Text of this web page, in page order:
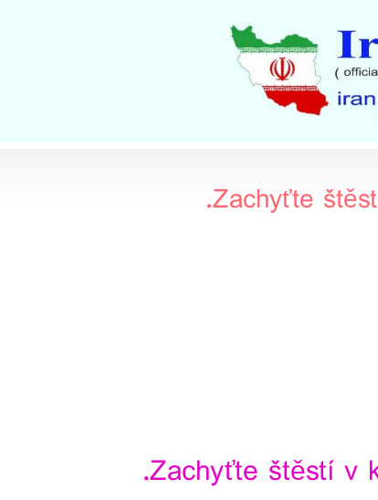
Zachyťte
Zachyťte štěstí v